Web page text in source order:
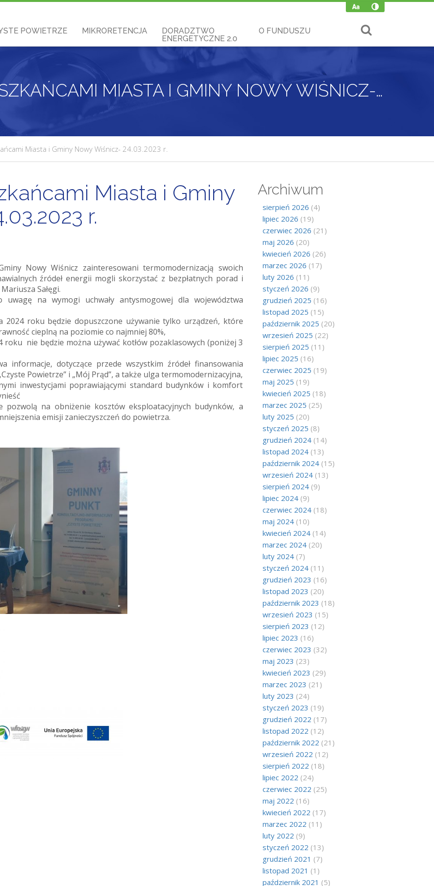
POWIETRZE MIKRORETENCJA
DORADZTWO
ENERGETYCZNE 2.0
O FUNDUSZU
SPOTKANIE Z MIESZKAŃCAMI MIASTA I GMINY NOWY WIŚNICZ- 24.03.2023 R.
Miasta i Gminy Nowy Wiśnicz- 24.03.2023 r.
Miasta i Gminy
r.
Nowy Wiśnicz zainteresowani termomodernizacją swoich
źródeł energii mogli skorzystać z bezpłatnych porad i
Sałęgi.
uwagę na wymogi uchwały antysmogowej dla województwa
roku będzie dopuszczone używanie tylko urządzeń, które
cieplną na poziomie co najmniej 80%,
nie będzie można używać kotłów pozaklasowych (poniżej 3
informacje, dotyczące przede wszystkim źródeł finansowania
Powietrze” i „Mój Prąd”, a także ulga termomodernizacyjna,
inwestycjami poprawiającymi standard budynków i komfort
na obniżenie kosztów eksploatacyjnych budynków, a
emisji zanieczyszczeń do powietrza.
Archiwum
sierpień 2026 (4)
lipiec 2026 (19)
czerwiec 2026 (21)
maj 2026 (20)
kwiecień 2026 (26)
marzec 2026 (17)
luty 2026 (11)
styczeń 2026 (9)
grudzień 2025 (16)
listopad 2025 (15)
październik 2025 (20)
wrzesień 2025 (22)
sierpień 2025 (11)
lipiec 2025 (16)
czerwiec 2025 (19)
maj 2025 (19)
kwiecień 2025 (18)
marzec 2025 (25)
luty 2025 (20)
styczeń 2025 (8)
grudzień 2024(14)
listopad 2024(13)
październik 2024(15)
wrzesień 2024(13)
sierpień 2024(9)
lipiec 2024(9)
czerwiec 2024(18)
maj 2024(10)
kwiecień 2024(14)
marzec 2024(20)
luty 2024(7)
styczeń 2024(11)
grudzień 2023 (16)
listopad 2023 (20)
październik 2023 (18)
wrzesień 2023 (15)
sierpień 2023 (12)
lipiec 2023 (16)
czerwiec 2023 (32)
maj 2023 (23)
kwiecień 2023 (29)
marzec 2023 (21)
luty 2023 (24)
styczeń 2023 (19)
grudzień 2022 (17)
listopad 2022 (12)
październik 2022 (21)
wrzesień 2022 (12)
sierpień 2022 (18)
lipiec 2022 (24)
czerwiec 2022 (25)
maj 2022 (16)
kwiecień 2022 (17)
marzec 2022 (11)
luty 2022 (9)
styczeń 2022 (13)
grudzień 2021 (7)
listopad 2021 (1)
październik 2021 (5)